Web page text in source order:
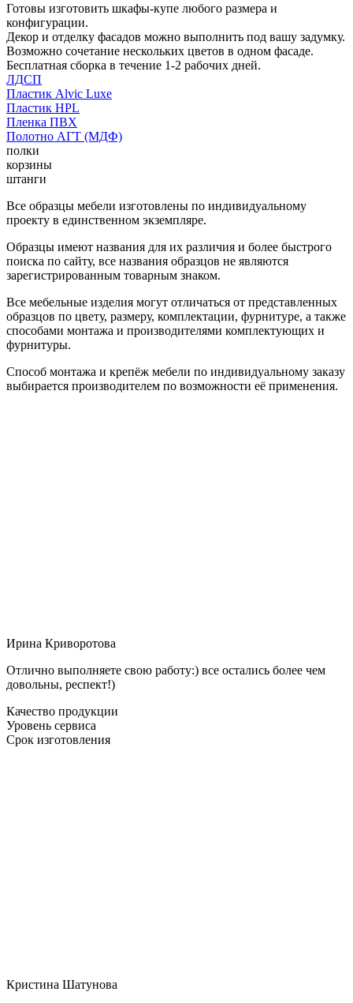
Готовы изготовить шкафы-купе любого размера и
конфигурации.
Декор и отделку фасадов можно выполнить под вашу задумку.
Возможно сочетание нескольких цветов в одном фасаде.
Бесплатная сборка в течение 1-2 рабочих дней.
ЛДСП
Пластик Alvic Luxe
Пластик HPL
Пленка ПВХ
Полотно АГТ (МДФ)
полки
корзины
штанги
Все образцы мебели изготовлены по индивидуальному
проекту в единственном экземпляре.
Образцы имеют названия для их различия и более быстрого
поиска по сайту, все названия образцов не являются
зарегистрированным товарным знаком.
Все мебельные изделия могут отличаться от представленных
образцов по цвету, размеру, комплектации, фурнитуре, а также
способами монтажа и производителями комплектующих и
фурнитуры.
Способ монтажа и крепёж мебели по индивидуальному заказу
выбирается производителем по возможности её применения.
Ирина Криворотова
Отлично выполняете свою работу:) все остались более чем
довольны, респект!)
Качество продукции
Уровень сервиса
Срок изготовления
Кристина Шатунова